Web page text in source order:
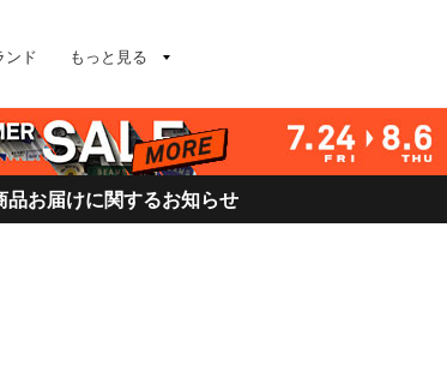
ンド もっと見る
品お届けに関するお知らせ